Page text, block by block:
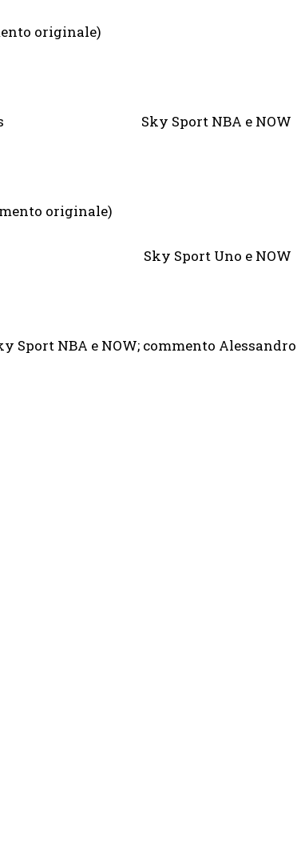
originale)
Sky Sport NBA e NOW
originale)
Sky Sport Uno e NOW
Sport NBA e NOW; commento Alessandro